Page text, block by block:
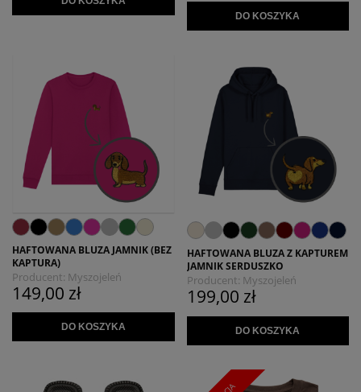
DO KOSZYKA
HAFTOWANA BLUZA JAMNIK (BEZ
KAPTURA)
Producent: Myszojeleń
149,00 zł
DO KOSZYKA
HAFTOWANA BLUZA Z KAPTUREM
JAMNIK SERDUSZKO
Producent: Myszojeleń
199,00 zł
DO KOSZYKA